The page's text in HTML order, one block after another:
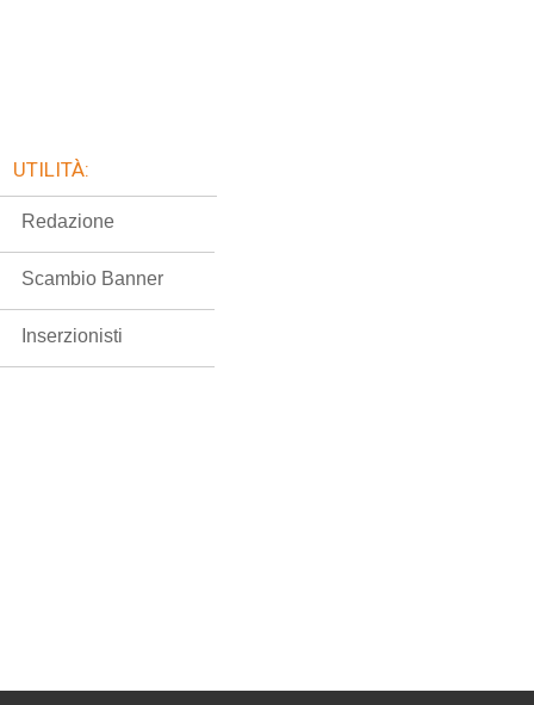
UTILITÀ:
Redazione
Scambio Banner
Inserzionisti